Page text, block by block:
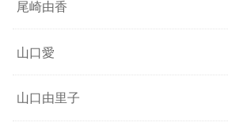
尾崎由香
山口愛
山口由里子